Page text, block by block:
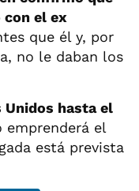
el ex
que él y, por
no le daban los
Unidos hasta el
emprenderá el
está prevista